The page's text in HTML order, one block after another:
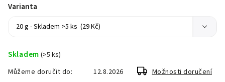
Skladem (>5 ks)
Můžeme doručit do:
12.8.2026 Možnosti doručení
Varianta